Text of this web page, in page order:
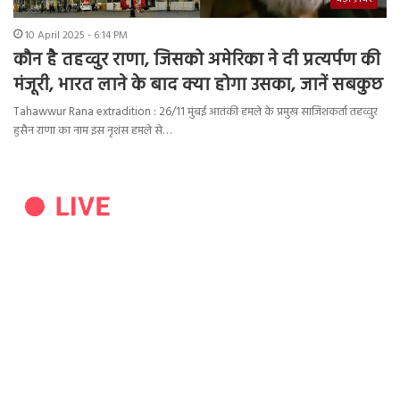
10 April 2025 - 6:14 PM
कौन है तहव्वुर राणा, जिसको अमेरिका ने दी प्रत्यर्पण की
मंजूरी, भारत लाने के बाद क्या होगा उसका, जानें सबकुछ
Tahawwur Rana extradition : 26/11 मुंबई आतंकी हमले के प्रमुख साजिशकर्ता तहव्वुर
हुसैन राणा का नाम इस नृशंस हमले से…